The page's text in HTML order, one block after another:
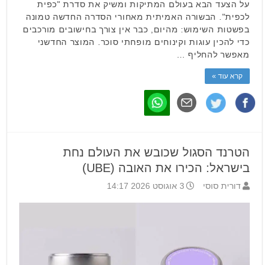
על הצעד הבא בעולם המתיקות ומשיק את סדרת "כפית
לכפית". הבשורה האמיתית מאחורי הסדרה החדשה טמונה
בפשטות השימוש: מהיום, כבר אין צורך בחישובים מורכבים
כדי להכין עוגות וקינוחים מופחתי סוכר. המוצר החדשני
מאפשר להחליף …
קרא עוד »
הטרנד הסגול שכובש את העולם נחת
בישראל: הכירו את האובה (UBE)
דורית סוסי 3 אוגוסט 2026 14:17